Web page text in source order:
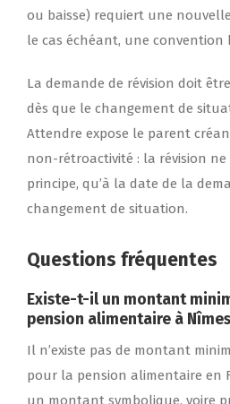
ou baisse) requiert une
le cas échéant, une convention
La demande de révision doit
dès que le changement de
Attendre expose le parent
non-rétroactivité : la révision ne
principe, qu’à la date de la
changement de situation.
Questions fréquentes
Existe-t-il un montant
pension alimentaire à
Il n’existe pas de montant
pour la pension alimentaire en
un montant symbolique, voire